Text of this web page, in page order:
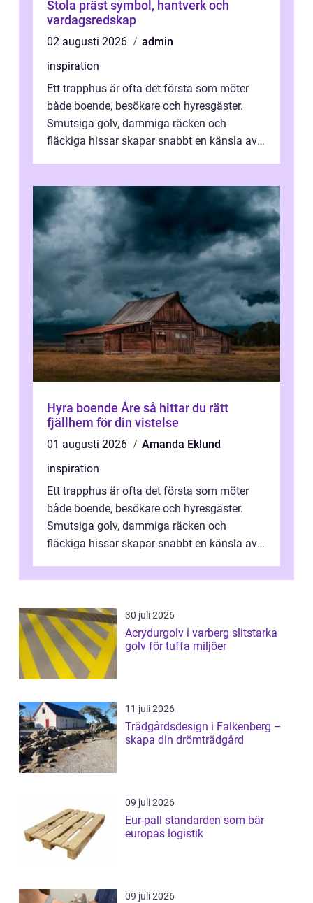
Stola präst symbol, hantverk och
vardagsredskap
02 augusti 2026
admin
inspiration
Ett trapphus är ofta det första som möter
både boende, besökare och hyresgäster.
Smutsiga golv, dammiga räcken och
fläckiga hissar skapar snabbt en känsla av
Hyra boende Åre så hittar du rätt
fjällhem för din vistelse
01 augusti 2026
Amanda Eklund
inspiration
Ett trapphus är ofta det första som möter
både boende, besökare och hyresgäster.
Smutsiga golv, dammiga räcken och
fläckiga hissar skapar snabbt en känsla av
omtan...
30 juli 2026
Acrydurgolv i varberg slitstarka
golv för tuffa miljöer
11 juli 2026
Trädgårdsdesign i Falkenberg –
skapa din drömträdgård
09 juli 2026
Eur-pall standarden som bär
europas logistik
09 juli 2026